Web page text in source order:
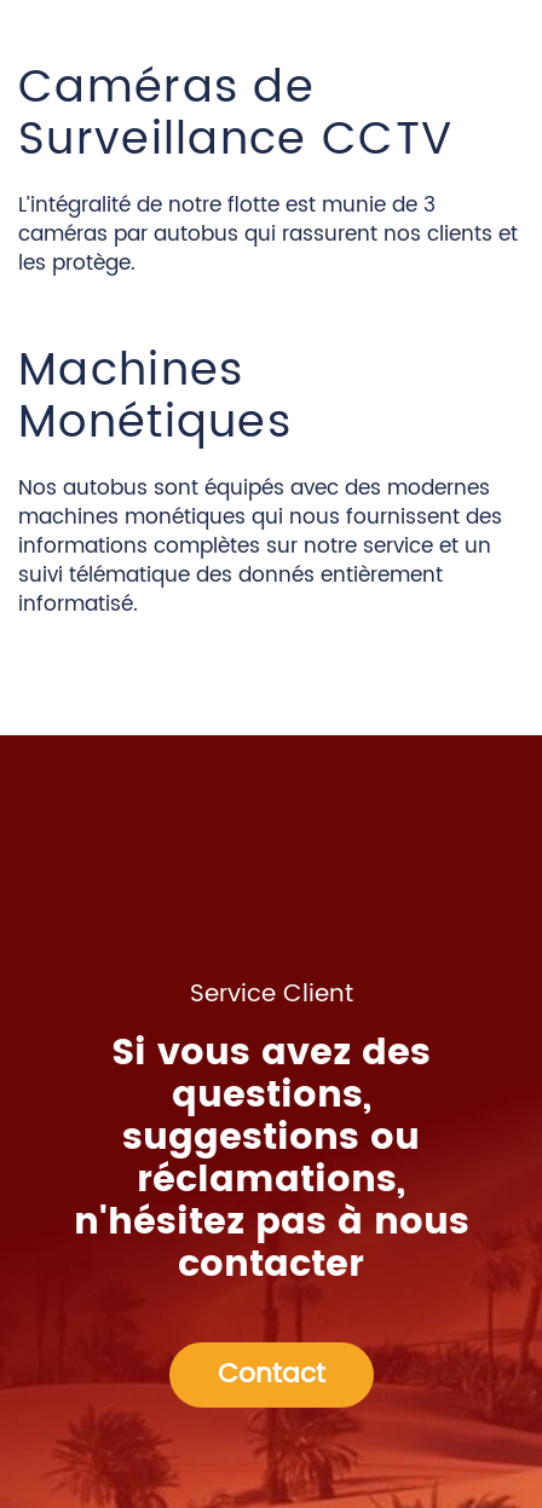
Caméras de
Surveillance CCTV
L’intégralité de notre flotte est munie de 3
caméras par autobus qui rassurent nos clients et
les protège.
Machines
Monétiques
Nos autobus sont équipés avec des modernes
machines monétiques qui nous fournissent des
informations complètes sur notre service et un
suivi télématique des donnés entièrement
informatisé.
Service Client
Si vous avez des
questions,
suggestions ou
réclamations,
n'hésitez pas à nous
contacter
Contact